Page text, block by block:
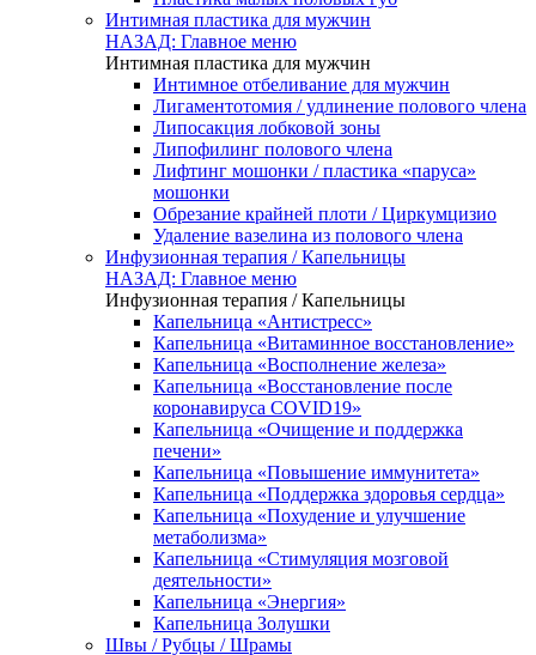
Интимная пластика для мужчин
НАЗАД: Главное меню
Интимная пластика для мужчин
Интимное отбеливание для мужчин
Лигаментотомия / удлинение полового члена
Липосакция лобковой зоны
Липофилинг полового члена
Лифтинг мошонки / пластика «паруса»
мошонки
Обрезание крайней плоти / Циркумцизио
Удаление вазелина из полового члена
Инфузионная терапия / Капельницы
НАЗАД: Главное меню
Инфузионная терапия / Капельницы
Капельница «Антистресс»
Капельница «Витаминное восстановление»
Капельница «Восполнение железа»
Капельница «Восстановление после
коронавируса COVID19»
Капельница «Очищение и поддержка
печени»
Капельница «Повышение иммунитета»
Капельница «Поддержка здоровья сердца»
Капельница «Похудение и улучшение
метаболизма»
Капельница «Стимуляция мозговой
деятельности»
Капельница «Энергия»
Капельница Золушки
Швы / Рубцы / Шрамы